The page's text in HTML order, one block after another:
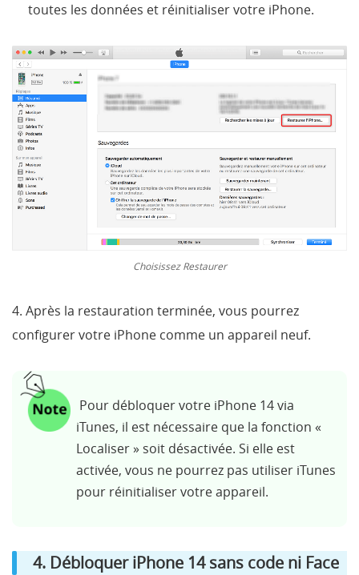
toutes les données et réinitialiser votre iPhone.
Choisissez Restaurer
4. Après la restauration terminée, vous pourrez
configurer votre iPhone comme un appareil neuf.
Pour débloquer votre iPhone 14 via
iTunes, il est nécessaire que la fonction «
Localiser » soit désactivée. Si elle est
activée, vous ne pourrez pas utiliser iTunes
pour réinitialiser votre appareil.
4. Débloquer iPhone 14 sans code ni Face